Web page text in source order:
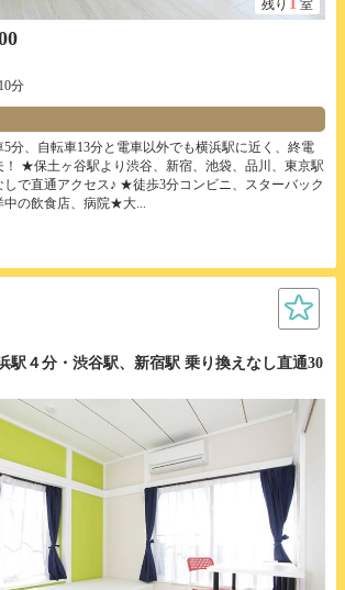
残り 1 室
分
分、自転車13分と電車以外でも横浜駅に近く、終電
！ ★保土ヶ谷駅より渋谷、新宿、池袋、品川、東京駅
しで直通アクセス♪ ★徒歩3分コンビニ、スターバック
中の飲食店、病院★大...
駅４分・渋谷駅、新宿駅 乗り換えなし直通30